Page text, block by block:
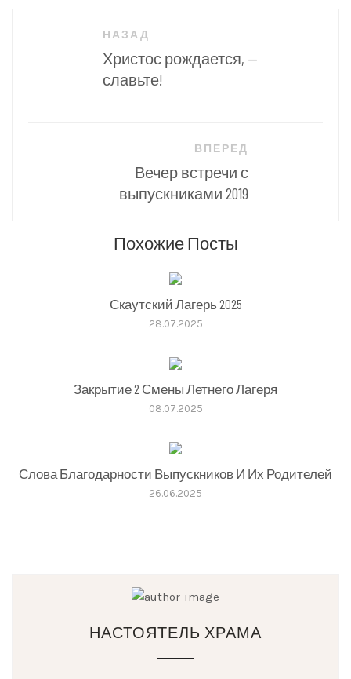
НАЗАД
Христос рождается, —
славьте!
ВПЕРЕД
Вечер встречи с
выпускниками 2019
Похожие Посты
Скаутский Лагерь 2025
28.07.2025
Закрытие 2 Смены Летнего Лагеря
08.07.2025
Слова Благодарности Выпускников И Их Родителей
26.06.2025
НАСТОЯТЕЛЬ ХРАМА